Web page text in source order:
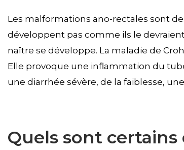
Les malformations ano-rectales sont
développent pas comme ils le
naître se développe. La maladie de
Elle provoque une inflammation du
une diarrhée sévère, de la faiblesse,
Quels sont